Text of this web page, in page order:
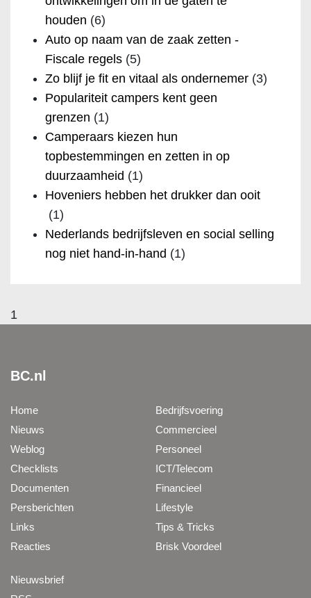
houden (6)
Auto op naam van de zaak zetten -
Fiscale regels (5)
Zo blijf je fit en vitaal als ondernemer (3)
Populariteit campers kent geen
grenzen (1)
Camperaars kiezen hun
topbestemmingen en zetten in op
duurzaamheid (1)
Hoveniers hebben het drukker dan ooit
(1)
Nederlands bedrijfsleven en social selling
nog niet hand-in-hand (1)
1
BC.nl
Home
Nieuws
Weblog
Checklists
Documenten
Persberichten
Links
Reacties
Bedrijfsvoering
Commercieel
Personeel
ICT/Telecom
Financieel
Lifestyle
Tips & Tricks
Brisk Voordeel
Nieuwsbrief